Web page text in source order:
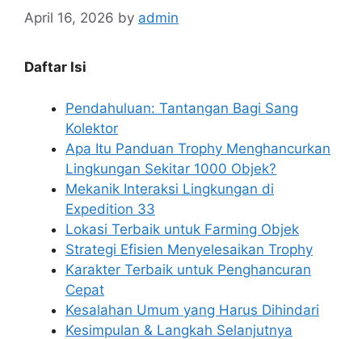
April 16, 2026 by admin
Daftar Isi
Pendahuluan: Tantangan Bagi Sang
Kolektor
Apa Itu Panduan Trophy Menghancurkan
Lingkungan Sekitar 1000 Objek?
Mekanik Interaksi Lingkungan di
Expedition 33
Lokasi Terbaik untuk Farming Objek
Strategi Efisien Menyelesaikan Trophy
Karakter Terbaik untuk Penghancuran
Cepat
Kesalahan Umum yang Harus Dihindari
Kesimpulan & Langkah Selanjutnya